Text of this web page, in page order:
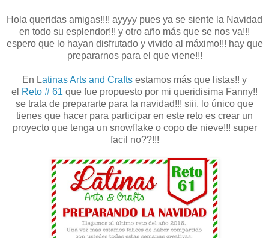
Hola queridas amigas!!!! ayyyy pues ya se siente la Navidad
en todo su esplendor!!! y otro año más que se nos va!!!
espero que lo hayan disfrutado y vivido al máximo!!! hay que
prepararnos para el que viene!!!
En Latinas Arts and Crafts estamos más que listas!! y
el Reto # 61 que fue propuesto por mi queridisima Fanny!!
se trata de prepararte para la navidad!!! siii, lo único que
tienes que hacer para participar en este reto es crear un
proyecto que tenga un snowflake o copo de nieve!!! super
facil no??!!!